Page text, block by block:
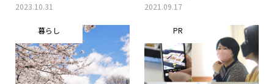
2023.10.31 2021.09.17
暮らし PR